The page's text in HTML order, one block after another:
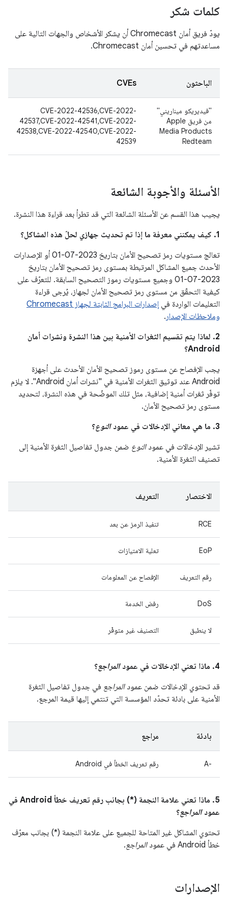
كلمات شكر
يودّ فريق أمان Chromecast أن يشكر الأشخاص والجهات التالية على
مساعدتهم في تحسين أمان Chromecast.
الباحثون CVEs
"فيديريكو ميناريني"
من فريق Apple
Media Products
Redteam
CVE-2022-42536,CVE-2022-
42537,CVE-2022-42541,CVE-2022-
42538,CVE-2022-42540,CVE-2022-
42539
الأسئلة والأجوبة الشائعة
يجيب هذا القسم عن الأسئلة الشائعة التي قد تطرأ بعد قراءة هذا النشرة.
1. كيف يمكنني معرفة ما إذا تم تحديث جهازي لحلّ هذه المشاكل؟
تعالج مستويات رمز تصحيح الأمان بتاريخ 2023-07-01 أو الإصدارات
الأحدث جميع المشاكل المرتبطة بمستوى رمز تصحيح الأمان بتاريخ
2023-07-01 وجميع مستويات رموز التصحيح السابقة. للتعرّف على
كيفية التحقّق من مستوى رمز تصحيح الأمان لجهاز، يُرجى قراءة
التعليمات الواردة في
إصدارات البرامج الثابتة لجهاز Chromecast
وملاحظات الإصدار .
2. لماذا يتم تقسيم الثغرات الأمنية بين هذا النشرة ونشرات أمان
Android؟
يجب الإفصاح عن مستوى رموز تصحيح الأمان الأحدث على أجهزة
Android عند توثيق الثغرات الأمنية في "نشرات أمان Android". لا يلزم
توفّر ثغرات أمنية إضافية، مثل تلك الموضّحة في هذه النشرة، لتحديد
مستوى رمز تصحيح الأمان.
3. ما هي معاني الإدخالات في عمود
النوع؟
تشير الإدخالات في عمودالنوع ضمن جدول تفاصيل الثغرة الأمنية إلى
تصنيف الثغرة الأمنية.
الاختصار التعريف
RCE تنفيذ الرمز عن بعد
EoP تعلية الامتيازات
رقم التعريف الإفصاح عن المعلومات
DoS رفض الخدمة
لا ينطبق التصنيف غير متوفّر
4. ماذا تعني الإدخالات في عمود المراجع؟
قد تحتوي الإدخالات ضمن عمودالمراجع في جدول تفاصيل الثغرة
الأمنية على بادئة تحدّد المؤسسة التي تنتمي إليها قيمة المرجع.
بادئة مراجع
A-‎ رقم تعريف الخطأ في Android
5. ماذا تعني علامة النجمة (*) بجانب رقم تعريف خطأ Android في
عمودالمراجع؟
تحتوي المشاكل غير المتاحة للجميع على علامة النجمة (*) بجانب معرّف
خطأ Android في عمود
المراجع.
الإصدارات